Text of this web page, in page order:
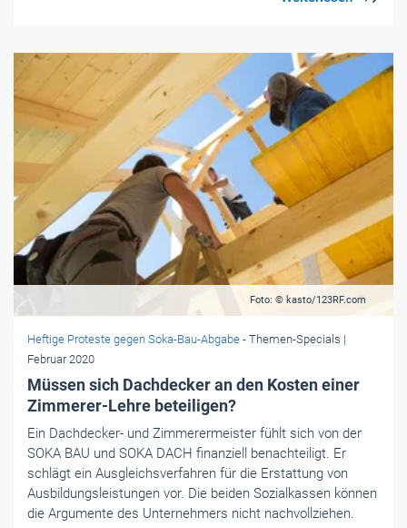
Foto: © kasto/123RF.com
Heftige Proteste gegen Soka-Bau-Abgabe - Themen-Specials |
Februar 2020
Müssen sich Dachdecker an den Kosten einer
Zimmerer-Lehre beteiligen?
Ein Dachdecker- und Zimmerermeister fühlt sich von der
SOKA BAU und SOKA DACH finanziell benachteiligt. Er
schlägt ein Ausgleichsverfahren für die Erstattung von
Ausbildungsleistungen vor. Die beiden Sozialkassen können
die Argumente des Unternehmers nicht nachvollziehen.